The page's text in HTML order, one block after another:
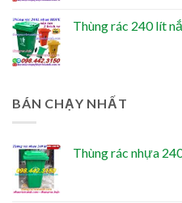
Thùng rác 240 lít
BÁN CHẠY NHẤT
Thùng rác nhựa